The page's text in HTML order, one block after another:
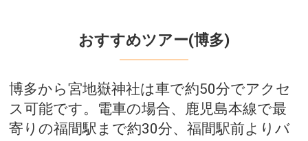
中部発
関西発
北陸発
九州発
おすすめツアー(博多)
博多から宮地嶽神社は車で約50分でアクセ
ス可能です。電車の場合、鹿児島本線で最
寄りの福間駅まで約30分、福間駅前よりバ